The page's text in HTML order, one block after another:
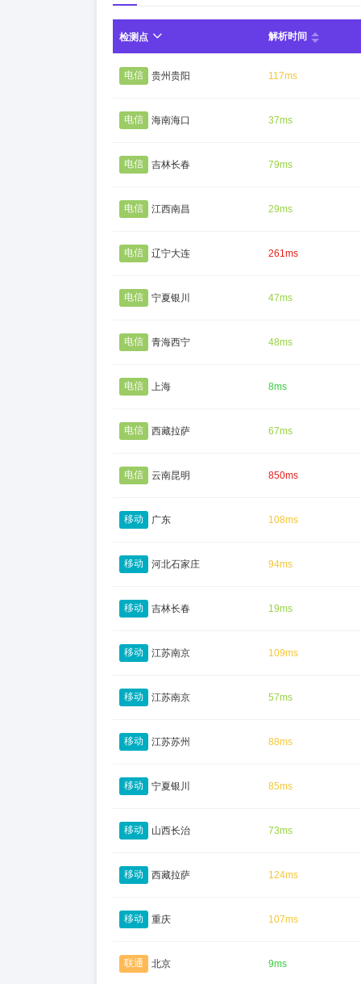
检测点 解析时间
电信 贵州贵阳 117ms
电信 海南海口 37ms
电信 吉林长春 79ms
电信 江西南昌 29ms
电信 辽宁大连 261ms
电信 宁夏银川 47ms
电信 青海西宁 48ms
电信 上海 8ms
电信 西藏拉萨 67ms
电信 云南昆明 850ms
移动 广东 108ms
移动 河北石家庄 94ms
移动 吉林长春 19ms
移动 江苏南京 109ms
移动 江苏南京 57ms
移动 江苏苏州 88ms
移动 宁夏银川 85ms
移动 山西长治 73ms
移动 西藏拉萨 124ms
移动 重庆 107ms
联通 北京 9ms